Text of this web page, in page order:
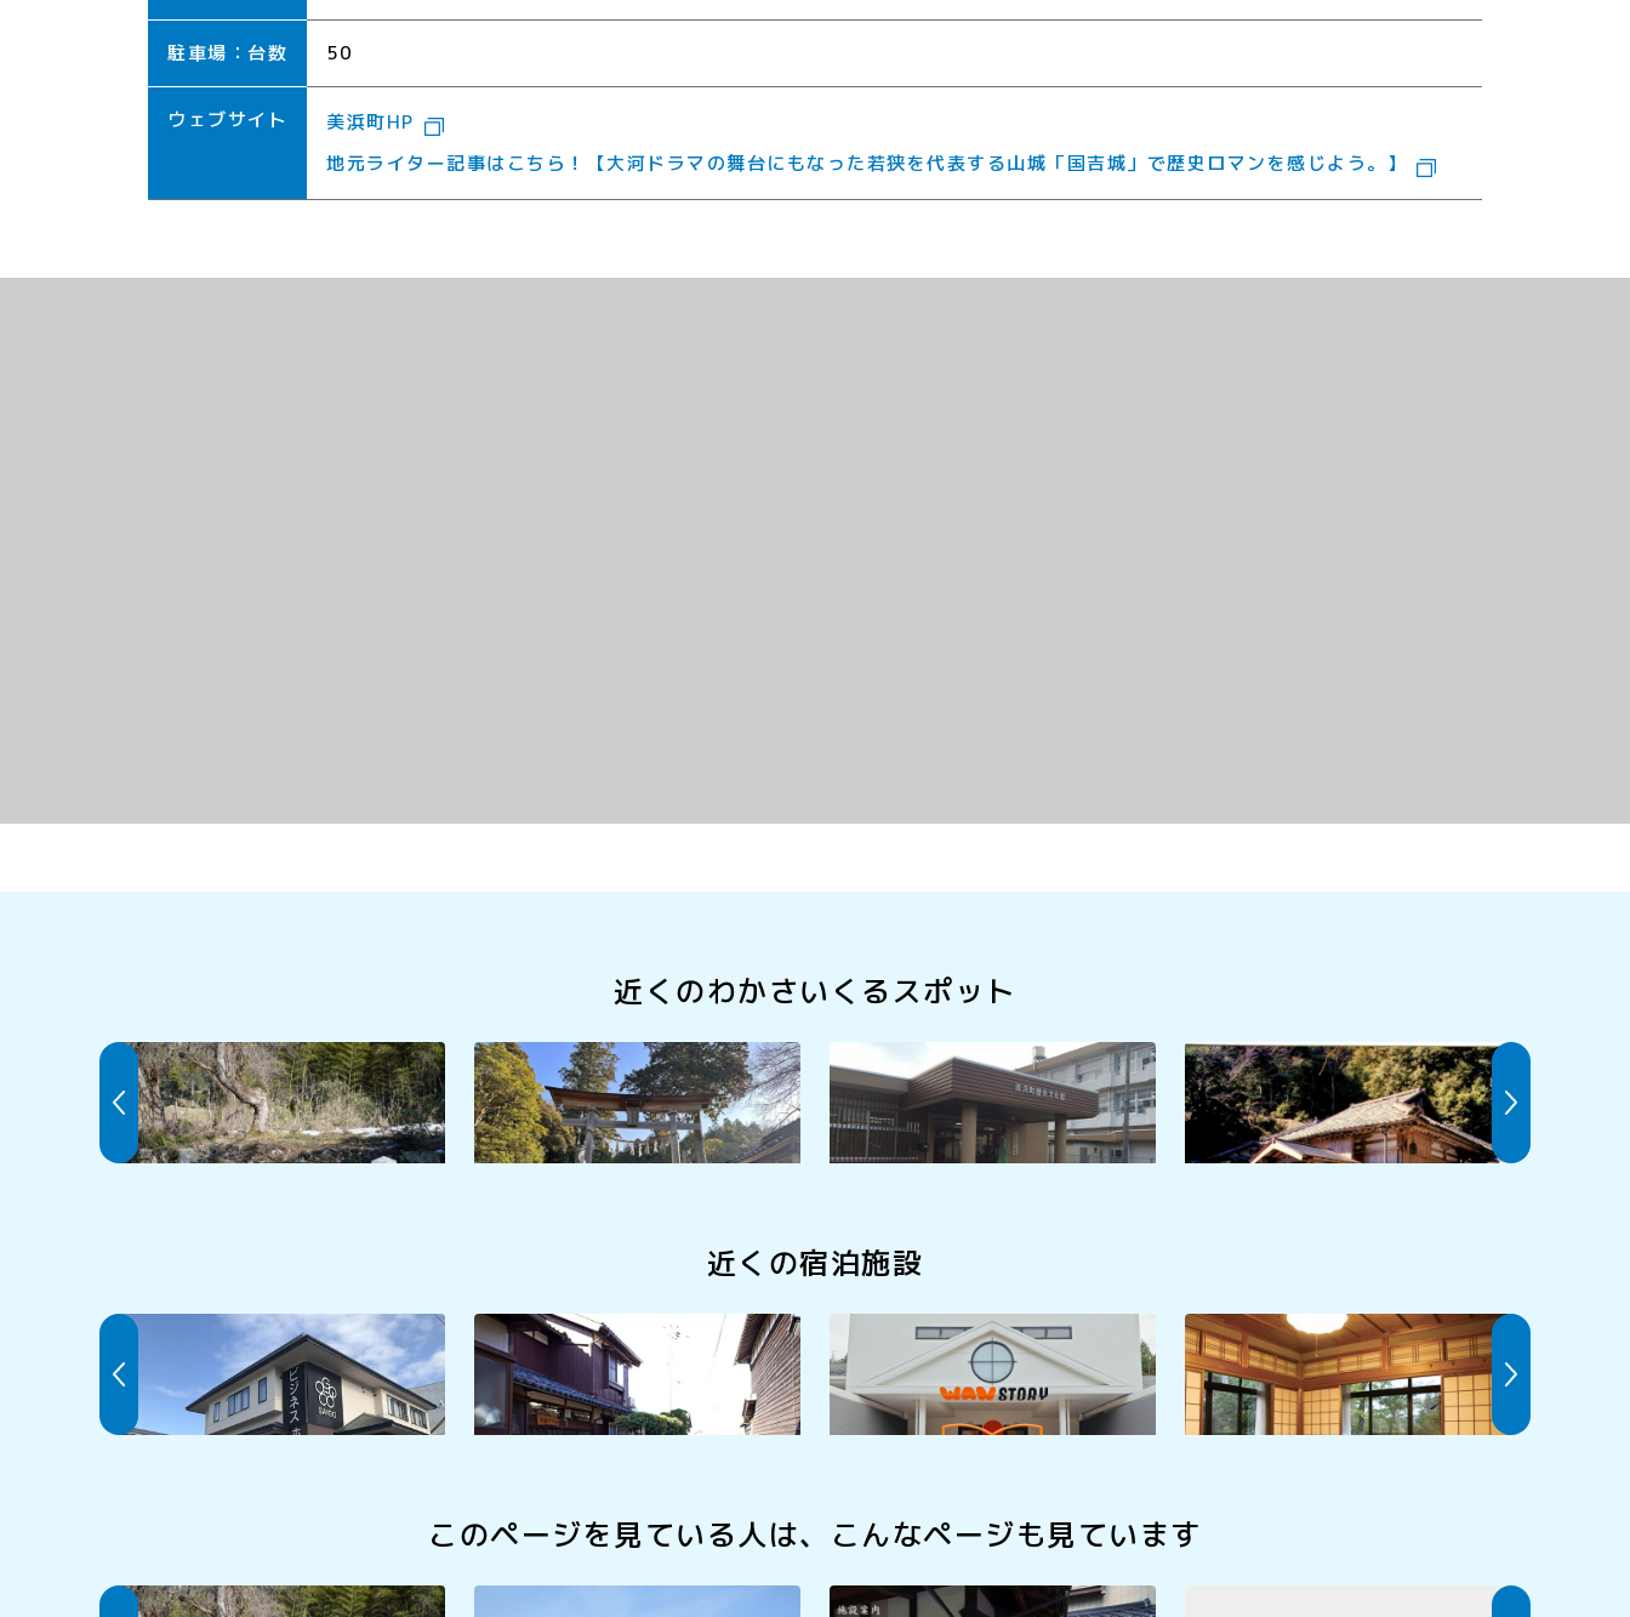
駐車場：台数 50
ウェブサイト
美浜町HP
地元ライター記事はこちら！【大河ドラマの舞台にもなった若狭を代表する山城「国吉城」で歴史ロマンを感じよう。】
近くのわかさいくるスポット
准藩士屋敷跡 彌美（みみ）神社 美浜町歴史文化館 水生寺
近くの宿泊施設
ビジネスホテル西郷 民宿なかよし家 ホテル WAN STORY 猟師の宿 美鹿家
このページを見ている人は、 こんなページも見ています
准藩士屋敷跡 網元の民宿 浜乃家